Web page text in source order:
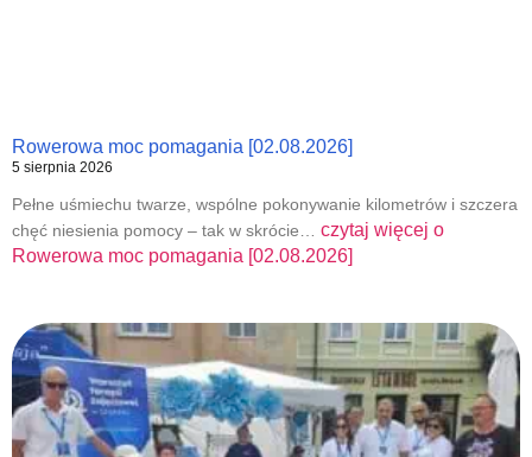
Rowerowa moc pomagania [02.08.2026]
5 sierpnia 2026
Pełne uśmiechu twarze, wspólne pokonywanie kilometrów i szczera
chęć niesienia pomocy – tak w skrócie… czytaj więcej o
Rowerowa moc pomagania [02.08.2026]